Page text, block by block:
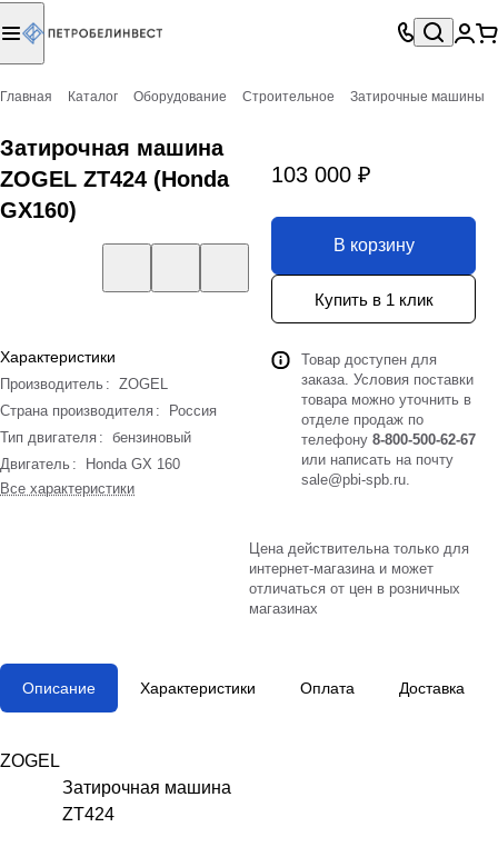
Главная Каталог Оборудование Строительное Затирочные машины
Затирочная машина
ZOGEL ZT424 (Honda
GX160)
Характеристики
Производитель : ZOGEL
Страна производителя :
Россия
Тип двигателя : бензиновый
Двигатель :
Honda GX 160
Все характеристики
103 000 ₽
В корзину
Купить в 1 клик
Товар доступен для
заказа. Условия поставки
товара можно уточнить в
отделе продаж по
телефону 8-800-500-62-67
или написать на почту
sale@pbi-spb.ru.
Цена действительна только для
интернет-магазина и может
отличаться от цен в розничных
магазинах
Описание Характеристики Оплата Доставка
ZOGEL
Затирочная машина
ZT424